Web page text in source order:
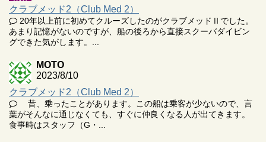
クラブメッド2（Club Med 2）
20年以上前に初めてクルーズしたのがクラブメッドⅡでした。
あまり記憶がないのですが、船の後ろから直接スクーバダイビン
グできた気がします。...
MOTO
2023/8/10
クラブメッド2（Club Med 2）
昔、乗ったことがあります。この船は乗客が少ないので、言
葉がそんなに通じなくても、すぐに仲良くなる人が出てきます。
食事時はスタッフ（G・...